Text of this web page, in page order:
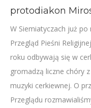
protodiakon
W Siemiatyczach już
Przegląd Pieśni
roku odbywają się w
gromadzą liczne chóry
muzyki cerkiewnej. O
Przeglądu